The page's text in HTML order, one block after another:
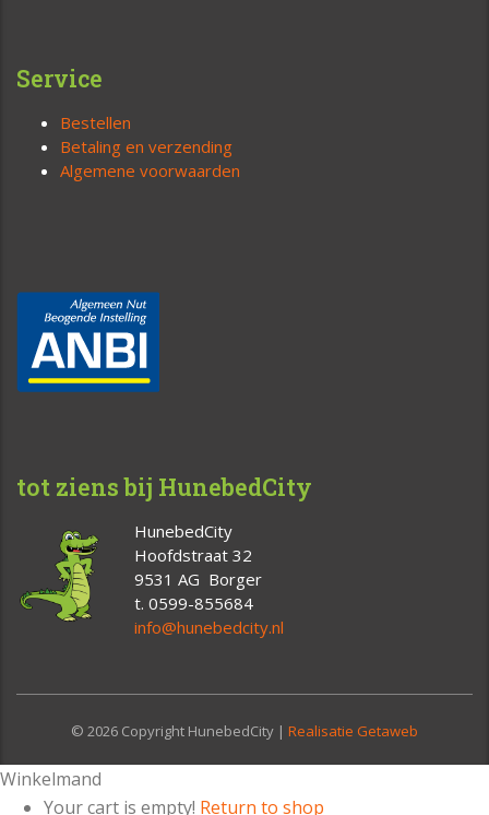
Service
Bestellen
Betaling en verzending
Algemene voorwaarden
tot ziens bij HunebedCity
HunebedCity
Hoofdstraat 32
9531 AG Borger
t. 0599-855684
info@hunebedcity.nl
© 2026 Copyright HunebedCity | Realisatie Getaweb
Winkelmand
Your cart is empty! Return to shop